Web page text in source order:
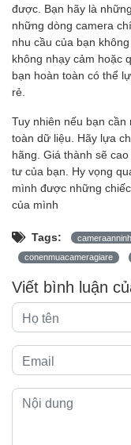
được. Bạn hãy là
những dòng camera
nhu cầu của bạn
không nhạy cảm hoặc
bạn hoàn toàn có thể
rẻ.
Tuy nhiên nếu bạn
toàn dữ liệu. Hãy lựa
hãng. Giá thành sẽ
tư của bạn. Hy vọng
mình được những
của mình
Tags: cameraanninh
conenmuacameragiare
Viết bình luận